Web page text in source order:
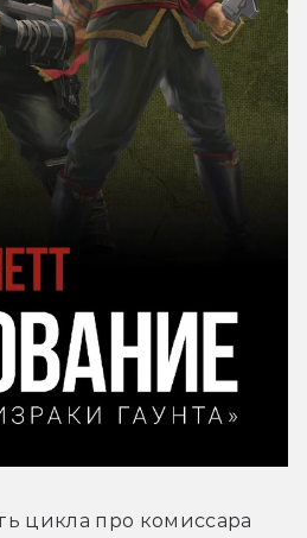
цикла про комиссара